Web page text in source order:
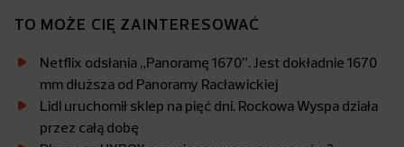
TO MOŻE CIĘ ZAINTERESOWAĆ
Netflix odsłania „Panoramę 1670”. Jest dokładnie 1670
mm dłuższa od Panoramy Racławickiej
Lidl uruchomił sklep na pięć dni. Rockowa Wyspa działa
przez całą dobę